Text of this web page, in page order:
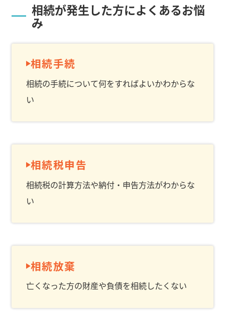
相続が発生した方によくあるお悩
み
相続手続
相続の手続について何をすればよいかわからな
い
相続税申告
相続税の計算方法や納付・申告方法がわからな
い
相続放棄
亡くなった方の財産や負債を相続したくない